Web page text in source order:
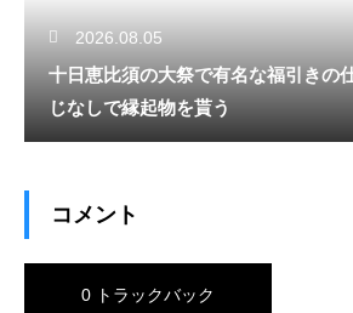
2026.08.05
十日恵比須の大祭で有名な福引きの
じなしで縁起物を貰う
コメント
0 トラックバック